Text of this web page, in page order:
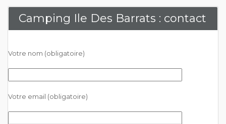
Camping Ile Des Barrats : contact
Votre nom (obligatoire)
Votre email (obligatoire)